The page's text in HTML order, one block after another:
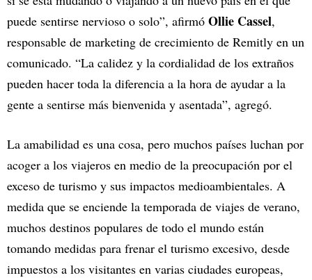
puede sentirse nervioso o solo”, afirmó Ollie Cassel,
responsable de marketing de crecimiento de Remitly en un
comunicado. “La calidez y la cordialidad de los extraños
pueden hacer toda la diferencia a la hora de ayudar a la
gente a sentirse más bienvenida y asentada”, agregó.
La amabilidad es una cosa, pero muchos países luchan por
acoger a los viajeros en medio de la preocupación por el
exceso de turismo y sus impactos medioambientales. A
medida que se enciende la temporada de viajes de verano,
muchos destinos populares de todo el mundo están
tomando medidas para frenar el turismo excesivo, desde
impuestos a los visitantes en varias ciudades europeas,